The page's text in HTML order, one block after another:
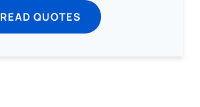
READ QUOTES